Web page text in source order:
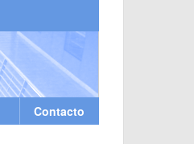
Contacto